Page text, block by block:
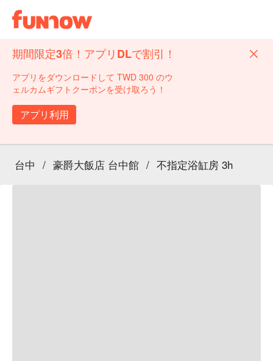
期間限定3倍！アプリDLで割引！
アプリをダウンロードして TWD 300 のウ
ェルカムギフトクーポンを受け取ろう！
アプリ利用
台中 / 豪爵大飯店 台中館 / 不指定浴缸房 3h